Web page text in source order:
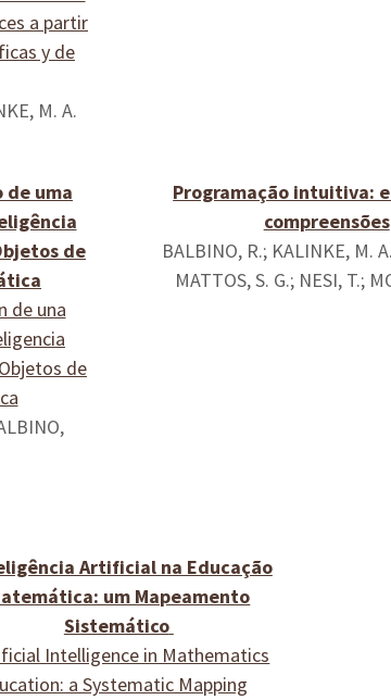
a partir
y de
M. A.
de uma
de
de una
de
Programação intuitiva:
compreensões
BALBINO, R.; KALINKE, M.
MATTOS, S. G.; NESI, T.;
Artificial na Educação
um Mapeamento
Sistemático
Intelligence in Mathematics
a Systematic Mapping